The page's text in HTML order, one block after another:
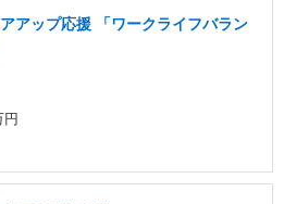
アップ応援 「ワークライフバラン
円